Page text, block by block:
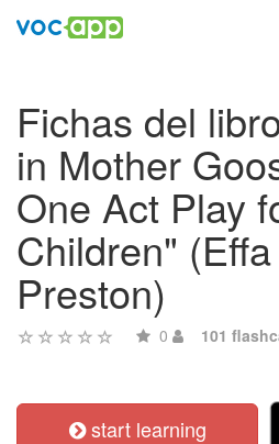
Fichas del
in Mother
One Act Play
Children"
Preston)
0 101
start learning